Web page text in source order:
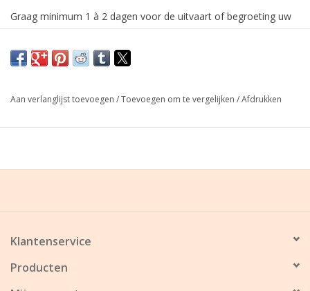
Graag minimum 1 à 2 dagen voor de uitvaart of begroeting uw
Aan verlanglijst toevoegen /Toevoegen om te vergelijken /Afdrukken
Klantenservice
Producten